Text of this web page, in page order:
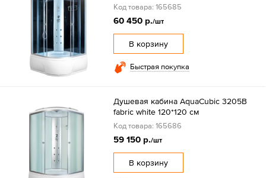
Код товара: 165685
60 450 р./шт
В корзину
Быстрая покупка
Душевая кабина AquaCubic 3205B
fabric white 120*120 см
Код товара: 165686
59 150 р./шт
В корзину